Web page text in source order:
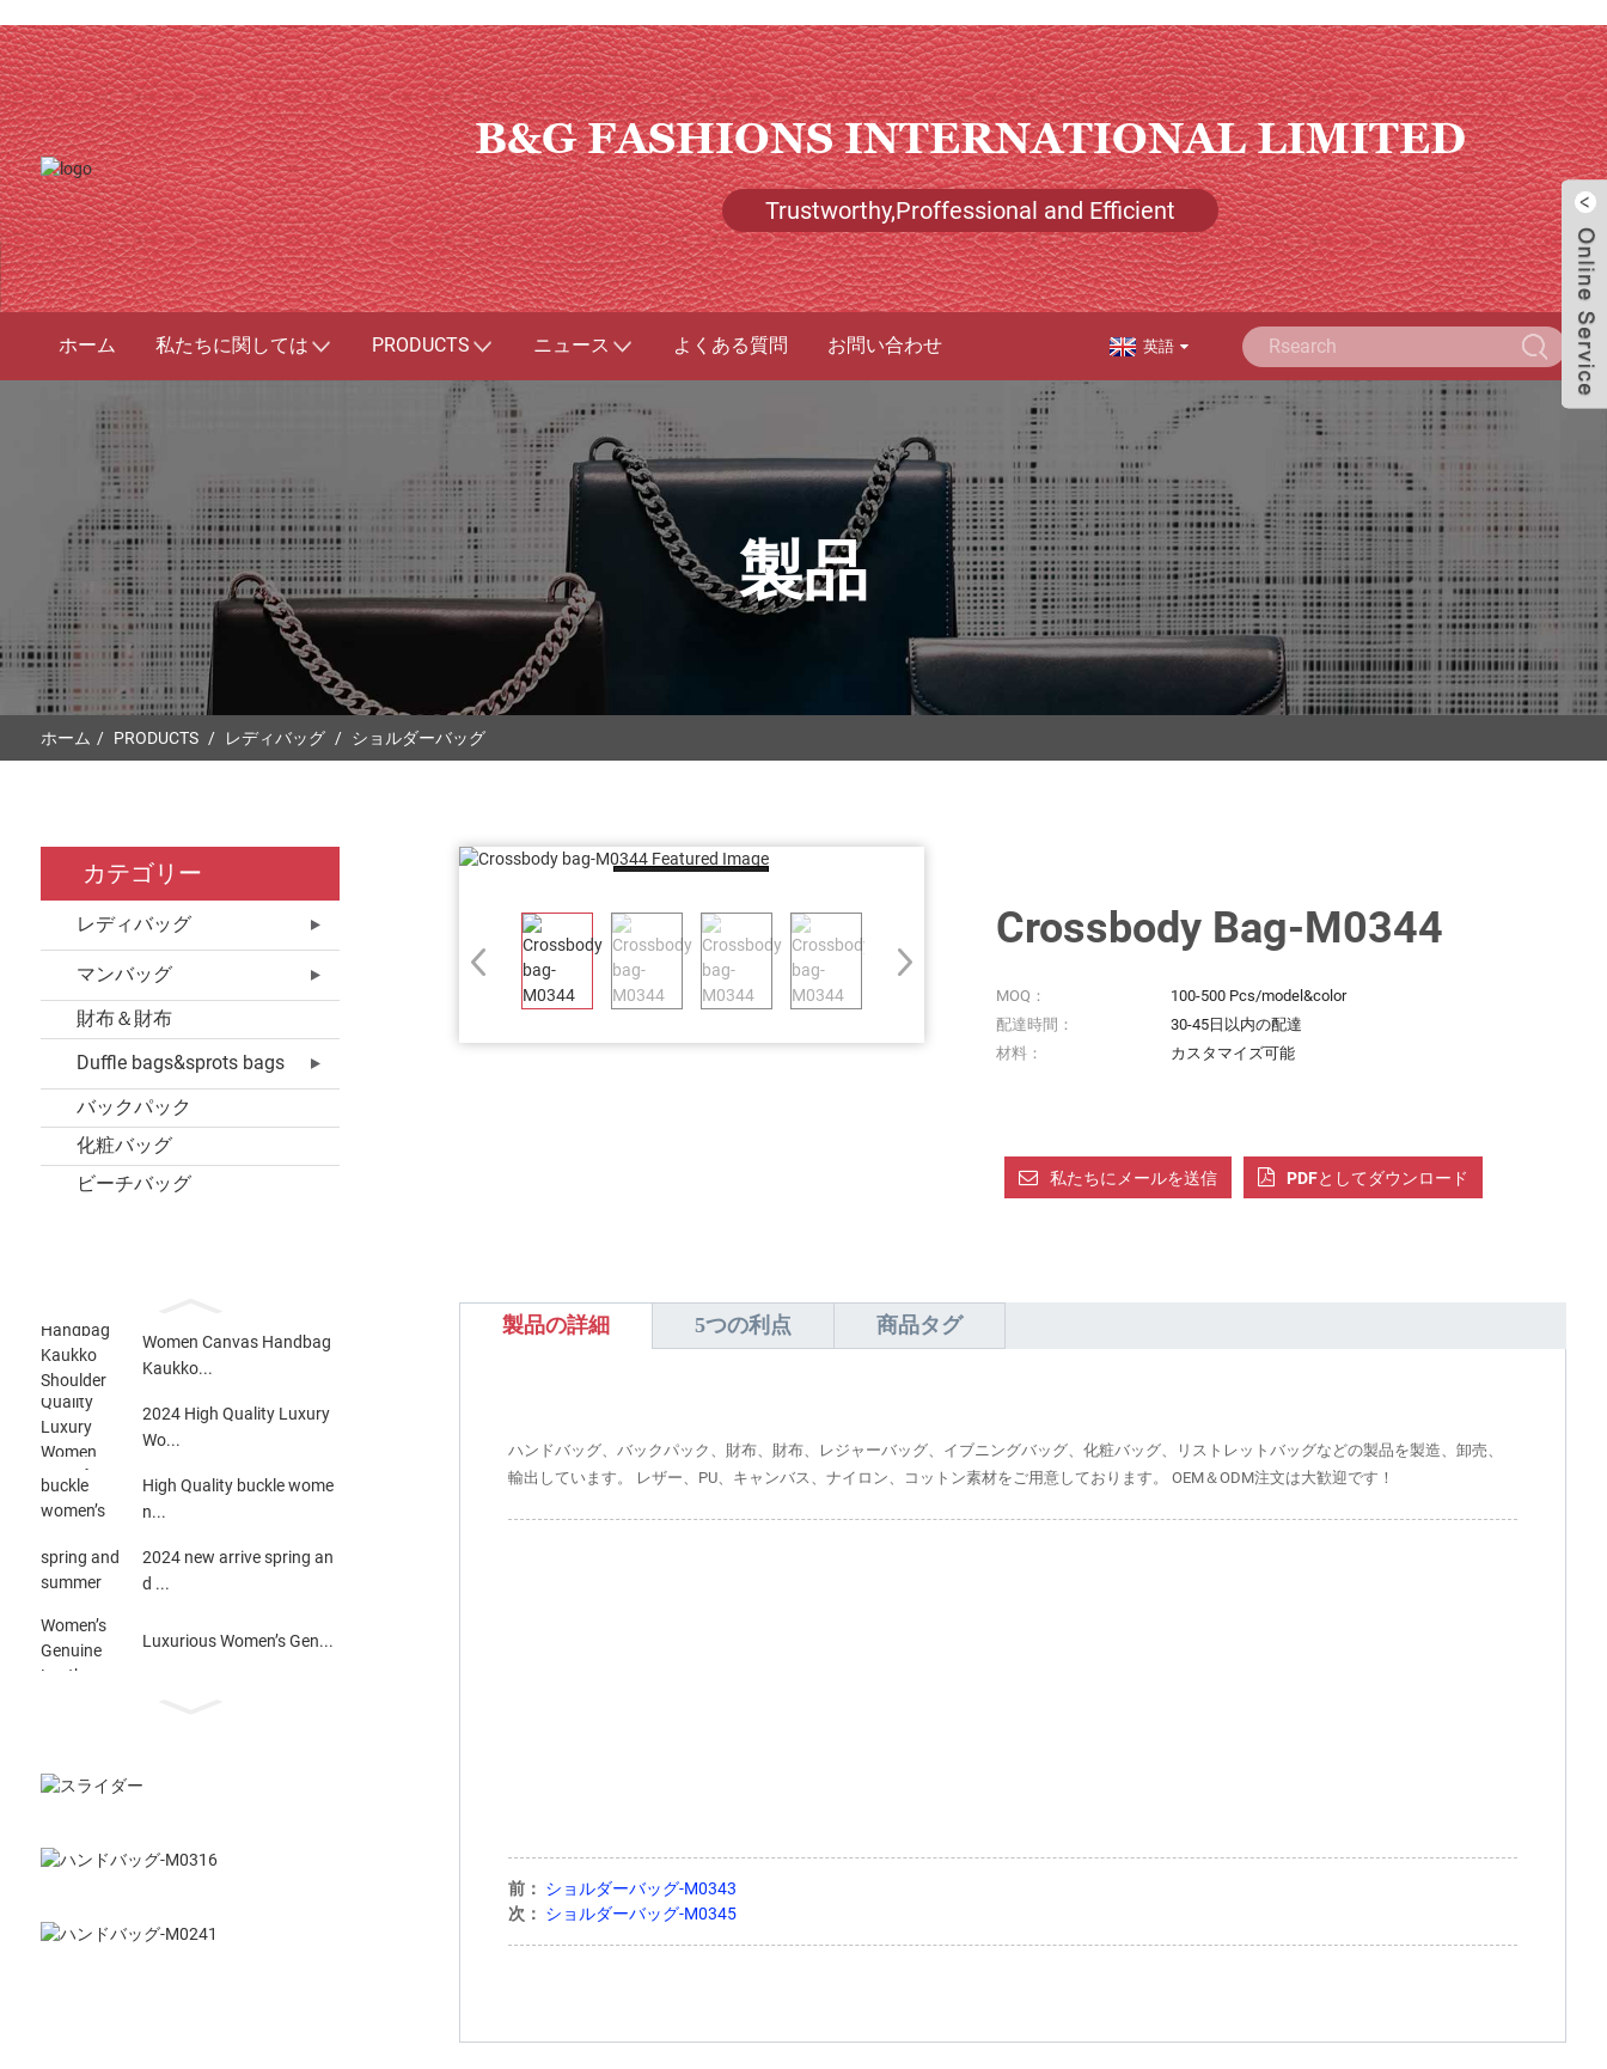
B&G FASHIONS INTERNATIONAL LIMITED
Trustworthy,Proffessional and Efficient
ホーム 私たちに関しては PRODUCTS ニュース よくある質問 お問い合わせ 英語
製品
ホーム PRODUCTS レディバッグ ショルダーバッグ
カテゴリー
レディバッグ
マンバッグ
財布＆財布
Duffle bags&sprots bags
バックパック
化粧バッグ
ビーチバッグ
Women Canvas Handbag
Kaukko...
2024 High Quality Luxury
Wo...
High Quality buckle wome
n...
2024 new arrive spring an
d ...
Luxurious Women’s Gen...
Crossbody Bag-M0344
MOQ：
100-500 Pcs/model&color
配達時間：
30-45日以内の配達
材料：
カスタマイズ可能
私たちにメールを送信 PDFとしてダウンロード
製品の詳細 5つの利点 商品タグ
ハンドバッグ、バックパック、財布、財布、レジャーバッグ、イブニングバッグ、化粧バッグ、リストレットバッグなどの製品を製造、卸売、
輸出しています。 レザー、PU、キャンバス、ナイロン、コットン素材をご用意しております。 OEM＆ODM注文は大歓迎です！
前： ショルダーバッグ-M0343
次： ショルダーバッグ-M0345